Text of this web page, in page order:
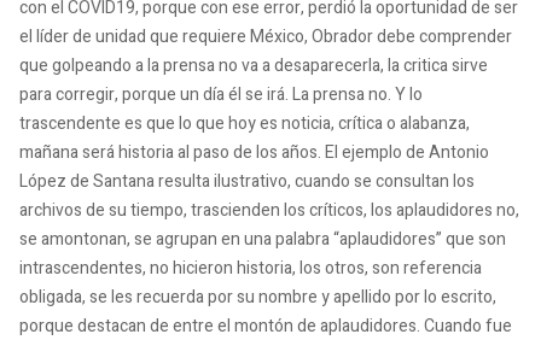
con el COVID19, porque con ese error, perdió la oportunidad de ser
el líder de unidad que requiere México, Obrador debe comprender
que golpeando a la prensa no va a desaparecerla, la critica sirve
para corregir, porque un día él se irá. La prensa no. Y lo
trascendente es que lo que hoy es noticia, crítica o alabanza,
mañana será historia al paso de los años. El ejemplo de Antonio
López de Santana resulta ilustrativo, cuando se consultan los
archivos de su tiempo, trascienden los críticos, los aplaudidores no,
se amontonan, se agrupan en una palabra “aplaudidores” que son
intrascendentes, no hicieron historia, los otros, son referencia
obligada, se les recuerda por su nombre y apellido por lo escrito,
porque destacan de entre el montón de aplaudidores. Cuando fue